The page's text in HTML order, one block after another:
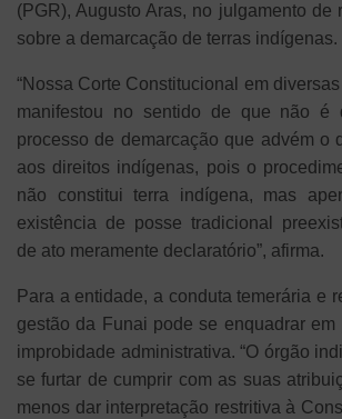
(PGR), Augusto Aras, no julgamento de
sobre a demarcação de terras indígenas.
“Nossa Corte Constitucional em
manifestou no sentido de que não é
processo de demarcação que advém o
aos direitos indígenas, pois o
não constitui terra indígena, mas
existência de posse tradicional
de ato meramente declaratório”, afirma.
Para a entidade, a conduta temerária e
gestão da Funai pode se enquadrar em
improbidade administrativa. “O órgão
se furtar de cumprir com as suas
menos dar interpretação restritiva à